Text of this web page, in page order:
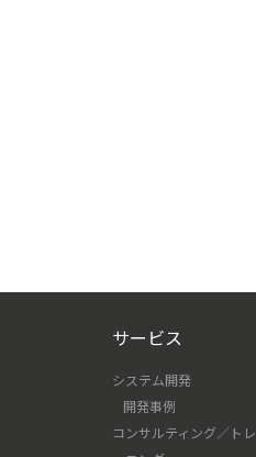
サービス
システム開発
開発事例
コンサルティング／トレ